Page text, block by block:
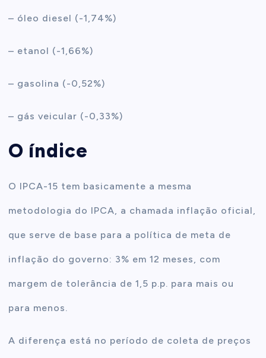
– óleo diesel (-1,74%)
– etanol (-1,66%)
– gasolina (-0,52%)
– gás veicular (-0,33%)
O índice
O IPCA-15 tem basicamente a mesma
metodologia do IPCA, a chamada inflação oficial,
que serve de base para a política de meta de
inflação do governo: 3% em 12 meses, com
margem de tolerância de 1,5 p.p. para mais ou
para menos.
A diferença está no período de coleta de preços